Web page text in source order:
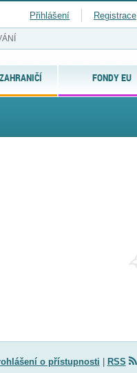
FONDY EU
Přihlášení Registrace
o přístupnosti RSS